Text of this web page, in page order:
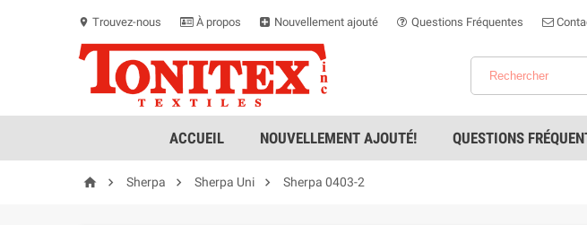
location_on Trouvez-nous À propos Nouvellement ajouté Questions Fréquentes
ACCUEIL NOUVELLEMENT AJOUTÉ! QUESTIONS
  Sherpa  Sherpa Uni  Sherpa 0403-2